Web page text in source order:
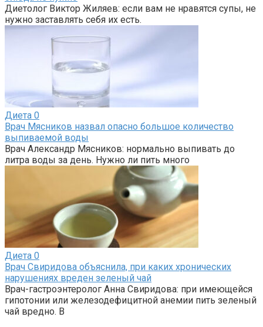
Диетолог Виктор Жиляев: если вам не нравятся супы, не
нужно заставлять себя их есть.
Диета 0
Врач Мясников назвал опасно большое количество
выпиваемой воды
Врач Александр Мясников: нормально выпивать до
литра воды за день. Нужно ли пить много
Диета 0
Врач Свиридова объяснила, при каких хронических
нарушениях вреден зеленый чай
Врач-гастроэнтеролог Анна Свиридова: при имеющейся
гипотонии или железодефицитной анемии пить зеленый
чай вредно. В